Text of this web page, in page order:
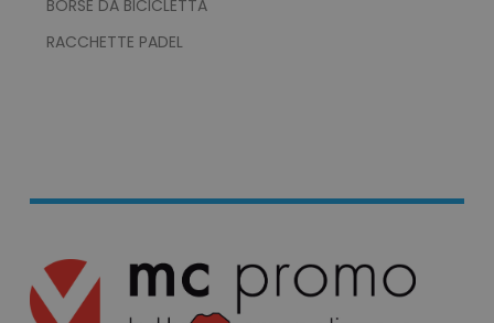
BORSE DA BICICLETTA
RACCHETTE PADEL
recently_viewed_product_previous
Adobe Inc.